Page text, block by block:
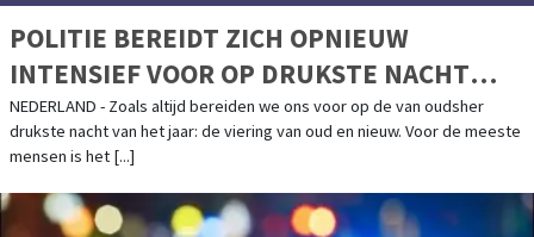
POLITIE BEREIDT ZICH OPNIEUW
INTENSIEF VOOR OP DRUKSTE NACHT
VAN HET JAAR
NEDERLAND - Zoals altijd bereiden we ons voor op de van oudsher
drukste nacht van het jaar: de viering van oud en nieuw. Voor de meeste
mensen is het [...]